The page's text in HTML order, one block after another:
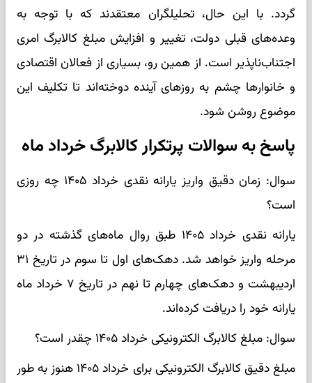
گردد. با این حال، تحلیلگران معتقدند که با توجه به
وعده‌های قبلی دولت، تغییر و افزایش مبلغ کالابرگ امری
اجتناب‌ناپذیر است. از همین رو، بسیاری از فعالان اقتصادی
و خانوارها چشم به روزهای آینده دوخته‌اند تا تکلیف این
موضوع روشن شود.
پاسخ به سوالات پرتکرار کالابرگ خرداد ماه
سوال: زمان دقیق واریز یارانه نقدی خرداد ۱۴۰۵ چه روزی
است؟
یارانه نقدی خرداد ۱۴۰۵ طبق روال ماه‌های گذشته در دو
مرحله واریز خواهد شد. دهک‌های اول تا سوم در تاریخ ۳۱
اردیبهشت و دهک‌های چهارم تا نهم در تاریخ ۷ خرداد ماه
یارانه خود را دریافت کرده‌اند.
سوال: مبلغ کالابرگ الکترونیکی خرداد ۱۴۰۵ چقدر است؟
مبلغ دقیق کالابرگ الکترونیکی برای خرداد ۱۴۰۵ هنوز به طور